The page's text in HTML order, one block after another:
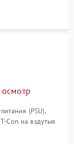
поломки.
(PSU),
Con на вздутые